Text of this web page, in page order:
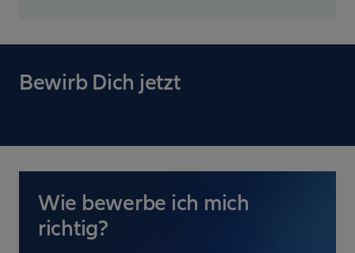
Bewirb Dich jetzt
Wie bewerbe ich mich
richtig?